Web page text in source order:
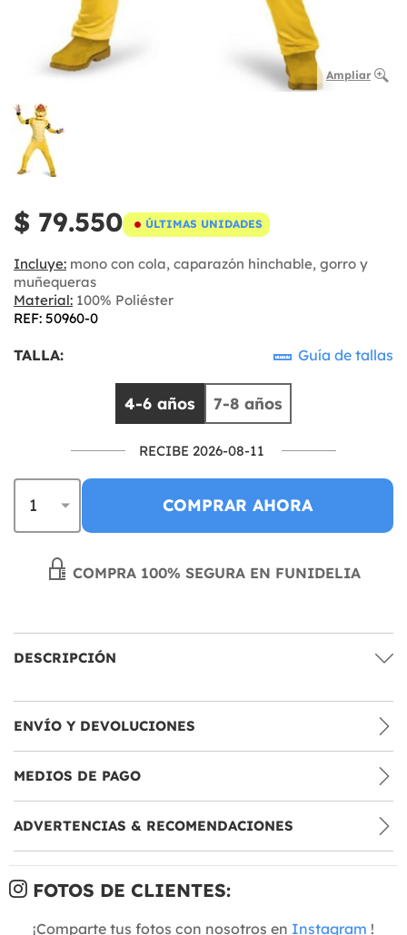
Ampliar
$ 79.550 ÚLTIMAS UNIDADES
Incluye: mono con cola, caparazón hinchable, gorro y
muñequeras
Material: 100% Poliéster
REF: 50960-0
TALLA: Guía de tallas
4-6 años 7-8 años
RECIBE 2026-08-11
COMPRAR AHORA
COMPRA 100% SEGURA EN FUNIDELIA
DESCRIPCIÓN
ENVÍO Y DEVOLUCIONES
MEDIOS DE PAGO
ADVERTENCIAS & RECOMENDACIONES
FOTOS DE CLIENTES:
¡Comparte tus fotos con nosotros en Instagram !